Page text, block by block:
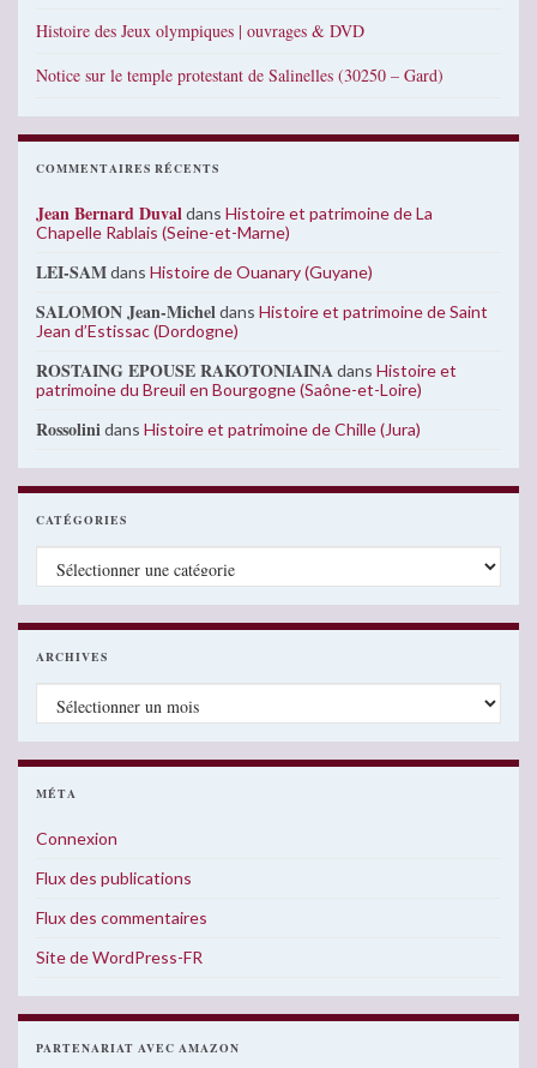
Histoire des Jeux olympiques | ouvrages & DVD
Notice sur le temple protestant de Salinelles (30250 – Gard)
COMMENTAIRES RÉCENTS
Jean Bernard Duvaldans Histoire et patrimoine de La
Chapelle Rablais (Seine-et-Marne)
LEI-SAMdans Histoire de Ouanary (Guyane)
SALOMON Jean-Micheldans Histoire et patrimoine de Saint
Jean d’Estissac (Dordogne)
ROSTAING EPOUSE RAKOTONIAINAdans Histoire et
patrimoine du Breuil en Bourgogne (Saône-et-Loire)
Rossolinidans Histoire et patrimoine de Chille (Jura)
CATÉGORIES
Catégories
ARCHIVES
Archives
MÉTA
Connexion
Flux des publications
Flux des commentaires
Site de WordPress-FR
PARTENARIAT AVEC AMAZON